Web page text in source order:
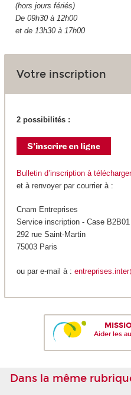
(hors jours fériés)
De 09h30 à 12h00
et de 13h30 à 17h00
Votre inscription
2 possibilités :
Bulletin d’inscription à télécharger
et à renvoyer par courrier à :
Cnam Entreprises
Service inscription - Case B2B01
292 rue Saint-Martin
75003 Paris
ou par e-mail à :
Aider les
Dans la même